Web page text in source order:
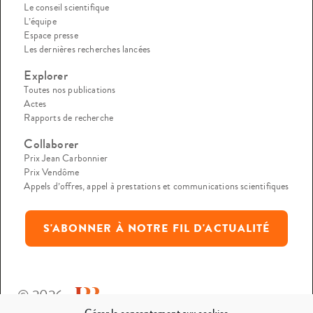
Le conseil scientifique
L’équipe
Espace presse
Les dernières recherches lancées
Explorer
Toutes nos publications
Actes
Rapports de recherche
Collaborer
Prix Jean Carbonnier
Prix Vendôme
Appels d’offres, appel à prestations et communications scientifiques
S'ABONNER À NOTRE FIL D'ACTUALITÉ
© 2026